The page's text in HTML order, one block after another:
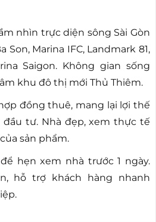
nhìn trực diện sông Sài Gòn
Son, Marina IFC, Landmark 81,
Saigon. Không gian sống
khu đô thị mới Thủ Thiêm.
đồng thuê, mang lại lợi thế
tư. Nhà đẹp, xem thực tế
sản phẩm.
để hẹn xem nhà trước 1 ngày.
hỗ trợ khách hàng nhanh